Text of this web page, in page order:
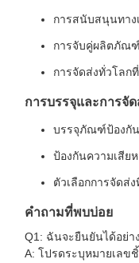
การสนับสนุนทา
การจับคู่ผลิตภัณ
การจัดส่งทั่วโลก
การบรรจุและการจัด
บรรจุภัณฑ์ป้องกั
ป้องกันความเสีย
ตัวเลือกการจัดส่
คำถามที่พบบ่อย
Q1: ฉันจะยืนยันได้อย่า
A: โปรดระบุหมายเลข